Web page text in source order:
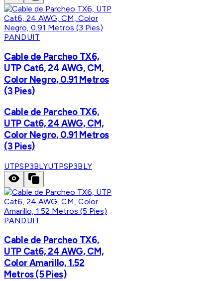
PANDUIT
Cable de Parcheo TX6,
UTP Cat6, 24 AWG, CM,
Color Negro, 0.91 Metros
(3 Pies)
Cable de Parcheo TX6,
UTP Cat6, 24 AWG, CM,
Color Negro, 0.91 Metros
(3 Pies)
UTPSP3BLYUTPSP3BLY
PANDUIT
Cable de Parcheo TX6,
UTP Cat6, 24 AWG, CM,
Color Amarillo, 1.52
Metros (5 Pies)